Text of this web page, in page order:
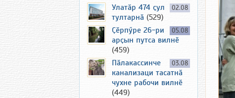
02.08
Улатӑр 474 ҫул
тултарнӑ (529)
05.08
Ҫӗрпӳре 26-ри
арҫын путса вилнӗ
(459)
03.08
Пӑлакассинче
канализаци тасатнӑ
чухне рабочи вилнӗ
(449)